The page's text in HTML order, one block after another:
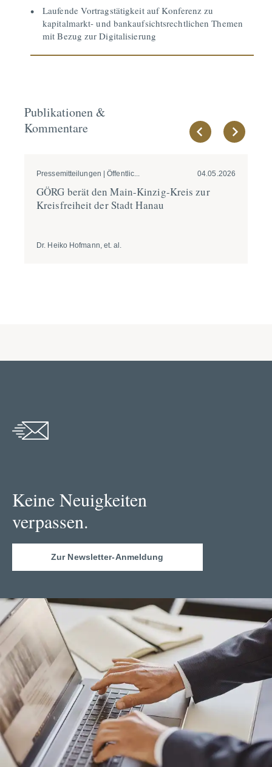
Laufende Vortragstätigkeit auf Konferenz zu
kapitalmarkt- und bankaufsichtsrechtlichen Themen
mit Bezug zur Digitalisierung
Publikationen &
Kommentare
Pressemitteilungen | Öffentlic... 04.05.2026
GÖRG berät den Main-Kinzig-Kreis zur
Kreis­f­reiheit der Stadt Hanau
Dr. Heiko Hofmann, et. al.
Keine Neuigkeiten
verpassen.
Zur Newsletter-Anmeldung